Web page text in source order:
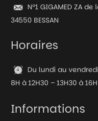
N°1 GIGAMED ZA
34550 BESSAN
Horaires
Du lundi au vendredi
8H à 12H30 – 13H30 à 16H
Informations